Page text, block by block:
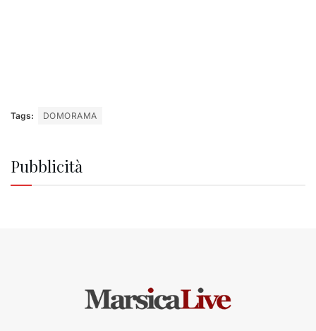
Tags: DOMORAMA
Pubblicità